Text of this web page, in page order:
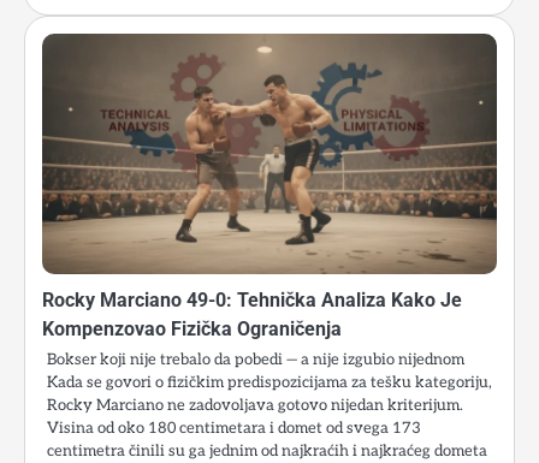
Rocky Marciano 49-0: Tehnička Analiza Kako Je
Kompenzovao Fizička Ograničenja
Bokser koji nije trebalo da pobedi — a nije izgubio nijednom
Kada se govori o fizičkim predispozicijama za tešku kategoriju,
Rocky Marciano ne zadovoljava gotovo nijedan kriterijum.
Visina od oko 180 centimetara i domet od svega 173
centimetra činili su ga jednim od najkraćih i najkraćeg dometa